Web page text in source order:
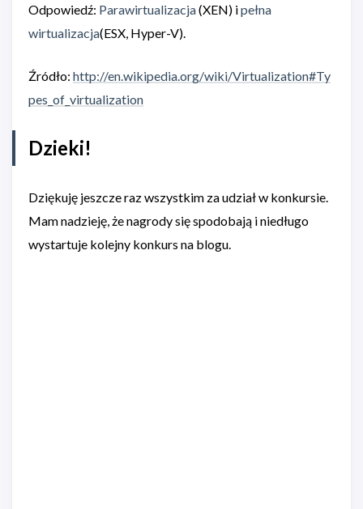
Odpowiedź: Parawirtualizacja(XEN) ipełna
wirtualizacja(ESX, Hyper-V).
Źródło: http://en.wikipedia.org/wiki/Virtualization#Ty
pes_of_virtualization
Dzieki!
Dziękuję jeszcze raz wszystkim za udział w konkursie.
Mam nadzieję, że nagrody się spodobają i niedługo
wystartuje kolejny konkurs na blogu.